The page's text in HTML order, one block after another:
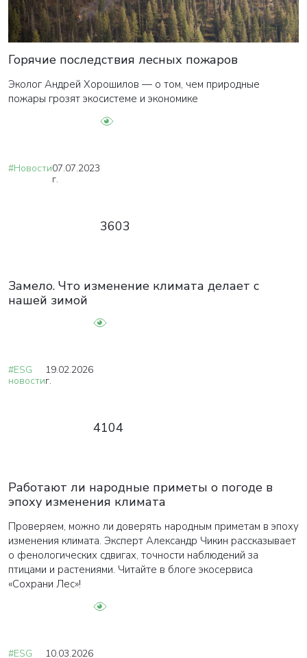
Горячие последствия лесных пожаров
Эколог Андрей Хорошилов — о том, чем природные
пожары грозят экосистеме и экономике
#Новости07.07.2023
г.
3603
Замело. Что изменение климата делает с
нашей зимой
#ESG
новости
19.02.2026
г.
4104
Работают ли народные приметы о погоде в
эпоху изменения климата
Проверяем, можно ли доверять народным приметам в эпоху
изменения климата. Эксперт Александр Чикин рассказывает
о фенологических сдвигах, точности наблюдений за
птицами и растениями. Читайте в блоге экосервиса
«Сохрани Лес»!
#ESG
10.03.2026